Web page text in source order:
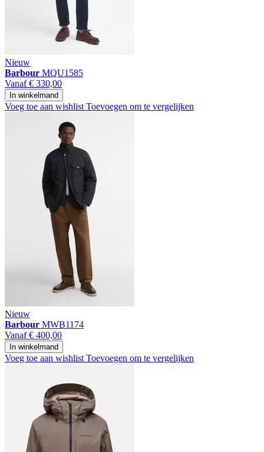
Nieuw
Barbour MQU1585
Vanaf € 330,00
In winkelmand
Voeg toe aan wishlist Toevoegen om te vergelijken
Nieuw
Barbour MWB1174
Vanaf € 400,00
In winkelmand
Voeg toe aan wishlist Toevoegen om te vergelijken